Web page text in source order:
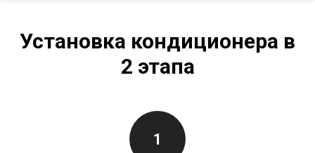
Установка кондиционера в
2 этапа